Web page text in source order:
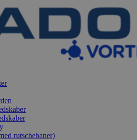
rutschebaner)